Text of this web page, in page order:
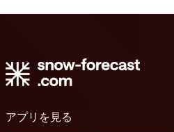
アプリを見る